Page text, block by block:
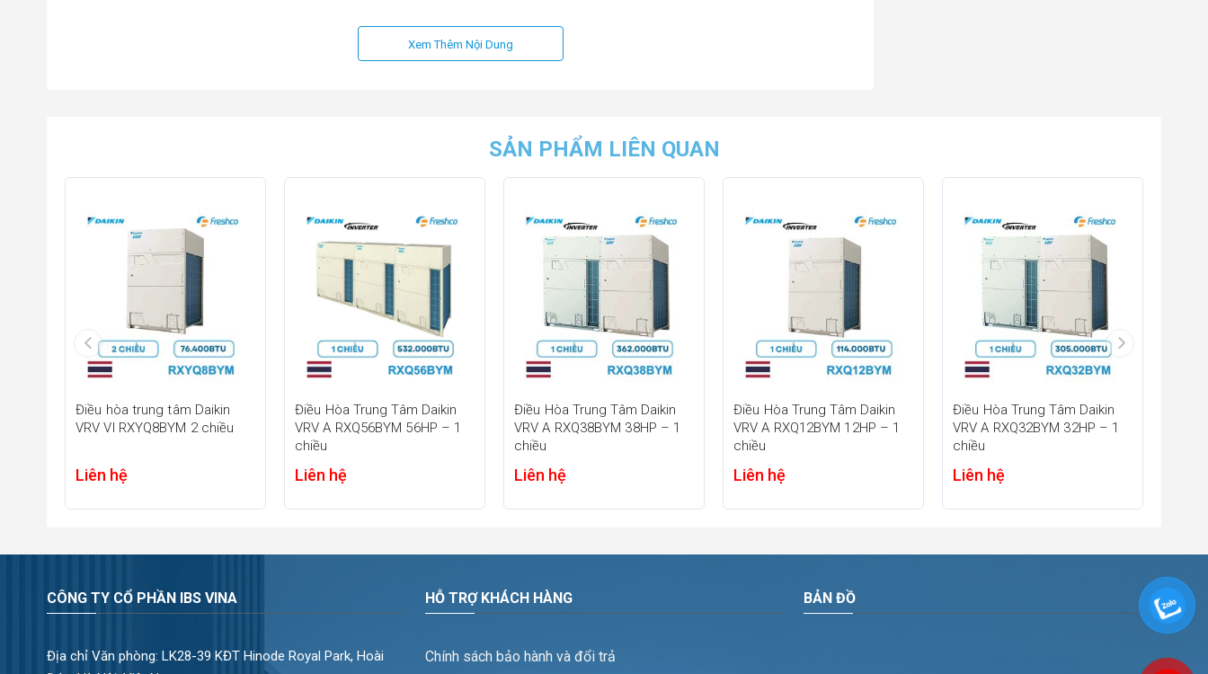
Cải tiến dàn nóng giúp giảm chi phí và không gian lắp đặt
và hạn chế hư hỏng do va đập. Thiết bị hoạt động ổn định trong nhiều điều kiện thời tiết khác nhau, đảm bảo độ bền bỉ theo thời gian
Xem Thêm Nội Dung
SẢN PHẨM LIÊN QUAN
Điều hòa trung tâm Daikin
VRV VI RXYQ8BYM 2 chiều
Liên hệ
Điều Hòa Trung Tâm Daikin
VRV A RXQ56BYM 56HP – 1
chiều
Liên hệ
Điều Hòa Trung Tâm Daikin
VRV A RXQ38BYM 38HP – 1
chiều
Liên hệ
Điều Hòa Trung Tâm Daikin
VRV A RXQ12BYM 12HP – 1
chiều
Liên hệ
Điều Hòa Trung Tâm Daikin
VRV A RXQ32BYM 32HP – 1
chiều
Liên hệ
CÔNG TY CỔ PHẦN IBS VINA
Địa chỉ Văn phòng: LK28-39 KĐT Hinode Royal Park, Hoài
HỖ TRỢ KHÁCH HÀNG
Chính sách bảo hành và đổi trả
BẢN ĐỒ